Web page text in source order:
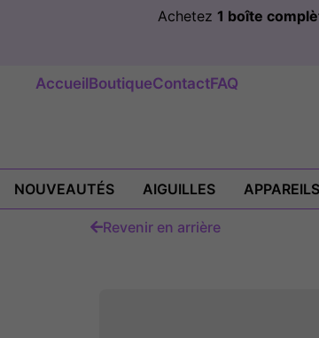
Achetez 1 boîte
AccueilBoutiqueContactFAQ
NOUVEAUTÉS AIGUILLES APPAREILS
Revenir en arrière